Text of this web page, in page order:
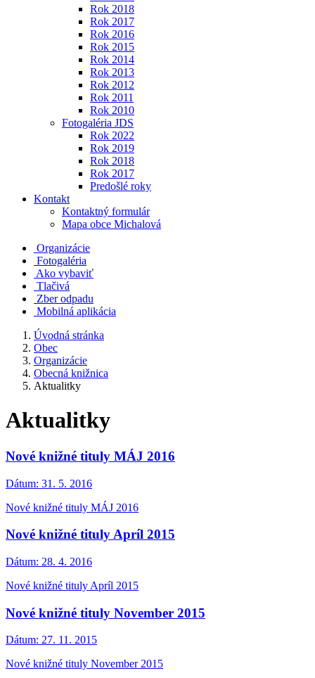
Rok 2018
Rok 2017
Rok 2016
Rok 2015
Rok 2014
Rok 2013
Rok 2012
Rok 2011
Rok 2010
Fotogaléria JDS
Rok 2022
Rok 2019
Rok 2018
Rok 2017
Predošlé roky
Kontakt
Kontaktný formulár
Mapa obce Michalová
Organizácie
Fotogaléria
Ako vybaviť
Tlačivá
Zber odpadu
Mobilná aplikácia
Úvodná stránka
Obec
Organizácie
Obecná knižnica
Aktualitky
Aktualitky
Nové knižné tituly MÁJ 2016
Dátum: 31. 5. 2016
Nové knižné tituly MÁJ 2016
Nové knižné tituly Apríl 2015
Dátum: 28. 4. 2016
Nové knižné tituly Apríl 2015
Nové knižné tituly November 2015
Dátum: 27. 11. 2015
Nové knižné tituly November 2015